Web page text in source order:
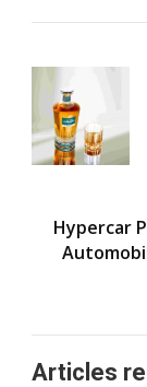
Hypercar
Articles